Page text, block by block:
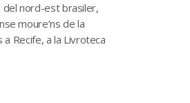
del nord-est brasiler,
moure’ns de la
Recife, a la Livroteca